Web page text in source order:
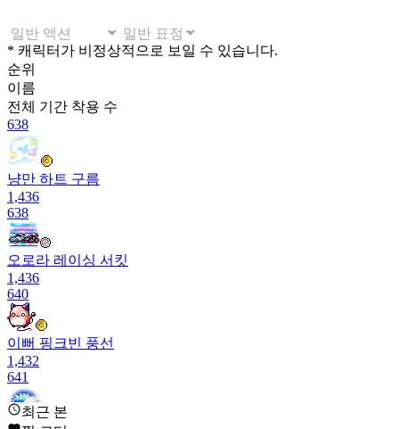
* 캐릭터가 비정상적으로 보일 수 있습니다.
순위
이름
전체 기간 착용 수
638
냥만 하트 구름
1,436
638
오로라 레이싱 서킷
1,436
640
이뻐 핑크빈 풍선
1,432
641
최근 본